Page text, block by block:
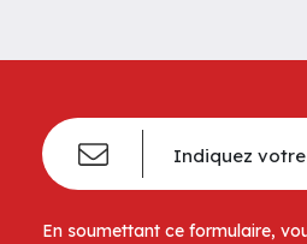
En soumettant ce formulaire,